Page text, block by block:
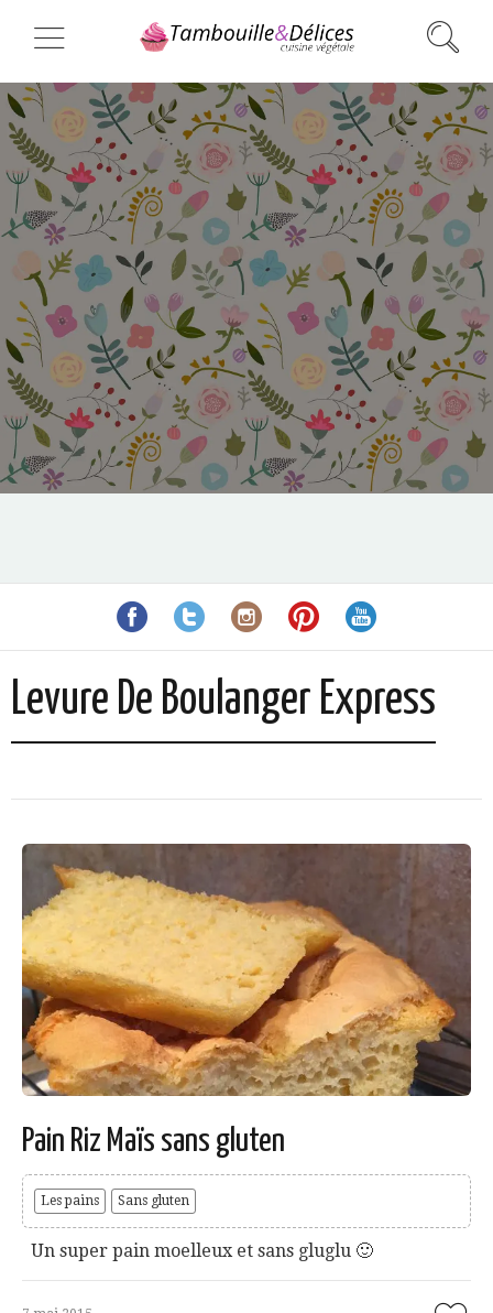
Levure De Boulanger Express
Pain Riz Maïs sans gluten
Les pains Sans gluten
Un super pain moelleux et sans gluglu 🙂